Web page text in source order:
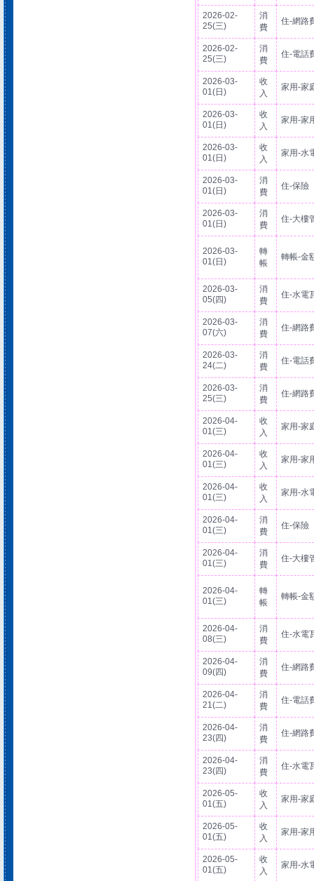
2026-02-
25(三)
消
費
住-網路
2026-02-
25(三)
消
費
住-電話
2026-03-
01(日)
收
入
家用-家
2026-03-
01(日)
收
入
家用-家
2026-03-
01(日)
收
入
家用-水
2026-03-
01(日)
消
費
住-保險
2026-03-
01(日)
消
費
住-大樓
2026-03-
01(日)
轉
帳
轉帳-金
2026-03-
05(四)
消
費
住-水電
2026-03-
07(六)
消
費
住-網路
2026-03-
24(二)
消
費
住-電話
2026-03-
25(三)
消
費
住-網路
2026-04-
01(三)
收
入
家用-家
2026-04-
01(三)
收
入
家用-家
2026-04-
01(三)
收
入
家用-水
2026-04-
01(三)
消
費
住-保險
2026-04-
01(三)
消
費
住-大樓
2026-04-
01(三)
轉
帳
轉帳-金
2026-04-
08(三)
消
費
住-水電
2026-04-
09(四)
消
費
住-網路
2026-04-
21(二)
消
費
住-電話
2026-04-
23(四)
消
費
住-網路
2026-04-
23(四)
消
費
住-水電
2026-05-
01(五)
收
入
家用-家
2026-05-
01(五)
收
入
家用-家
2026-05-
01(五)
收
入
家用-水